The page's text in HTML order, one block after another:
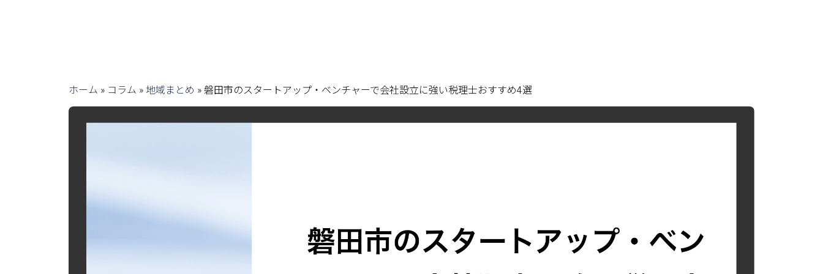
ホーム » コラム » 地域まとめ »磐田市のスタートアップ・ベンチャーで会社設立に強い税理士おすすめ4選